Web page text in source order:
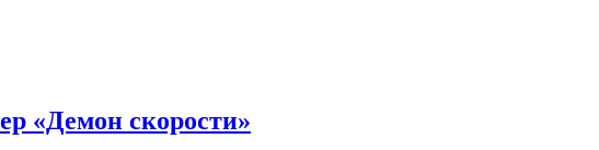
«Демон скорости»